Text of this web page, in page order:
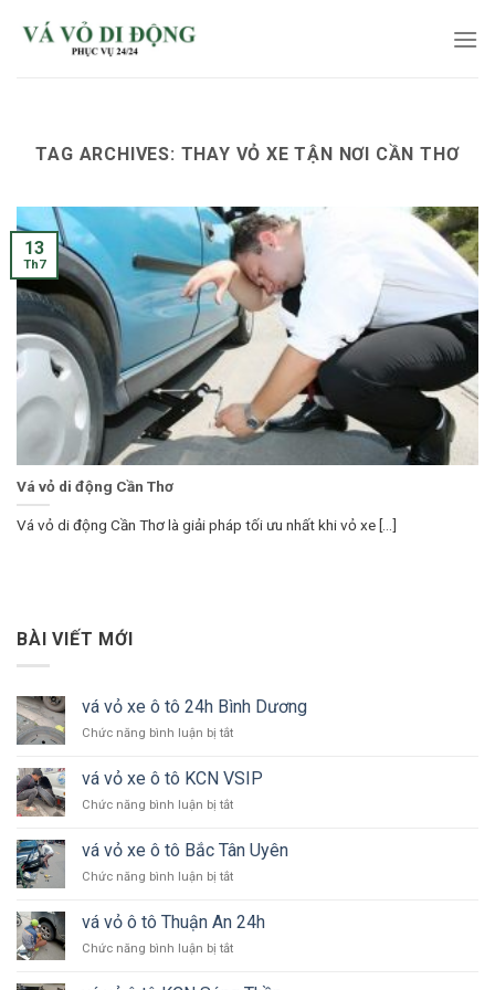
TAG ARCHIVES: THAY VỎ XE TẬN NƠI CẦN THƠ
Vá vỏ di động Cần Thơ
Vá vỏ di động Cần Thơ là giải pháp tối ưu nhất khi vỏ xe [...]
13
Th7
BÀI VIẾT MỚI
vá vỏ xe ô tô 24h Bình Dương
Chức năng bình luận bị tắtở
vỏ
xe
ô
24h
Dương
vá vỏ xe ô tô KCN VSIP
Chức năng bình luận bị tắtở
vỏ
xe
ô
KCN
vá vỏ xe ô tô Bắc Tân Uyên
Chức năng bình luận bị tắtở
vỏ
xe
ô
vá vỏ ô tô Thuận An 24h
Chức năng bình luận bị tắtở